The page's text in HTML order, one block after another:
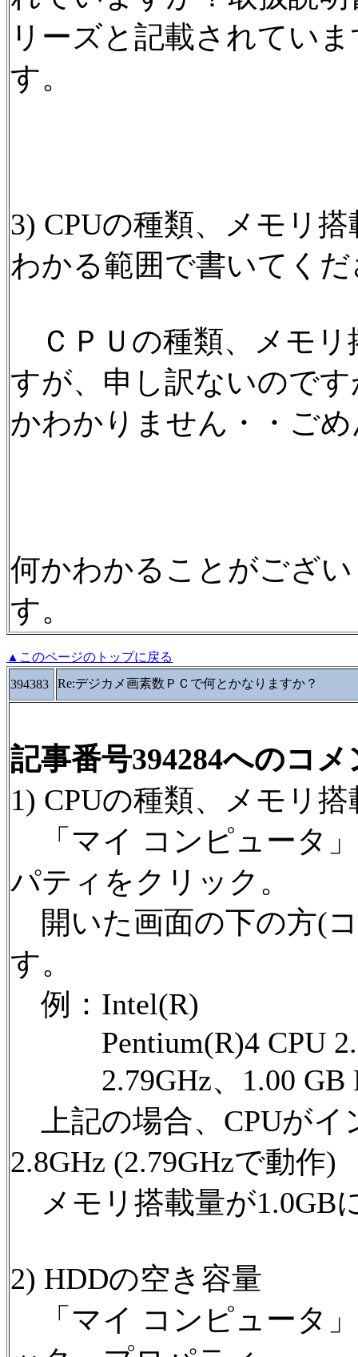
リーズと記載されてい
す。
3) CPUの種類、メモリ
わかる範囲で書いてく
ＣＰＵの種類、メモリ
すが、申し訳ないので
かわかりません・・ご
何かわかることがござ
す。
▲このページのトップに戻る
394383
Re:デジカメ画素数ＰＣで何とかなりますか？
記事番号394284へのコメ
1) CPUの種類、メモリ搭
「マイ コンピュータ
パティをクリック。
開いた画面の下の方(
す。
例：Intel(R)
Pentium(R)4 CPU
2.79GHz、1.00 GB
上記の場合、CPUがイ
2.8GHz (2.79GHzで動作)
メモリ搭載量が1.0GB
2) HDDの空き容量
「マイ コンピュータ